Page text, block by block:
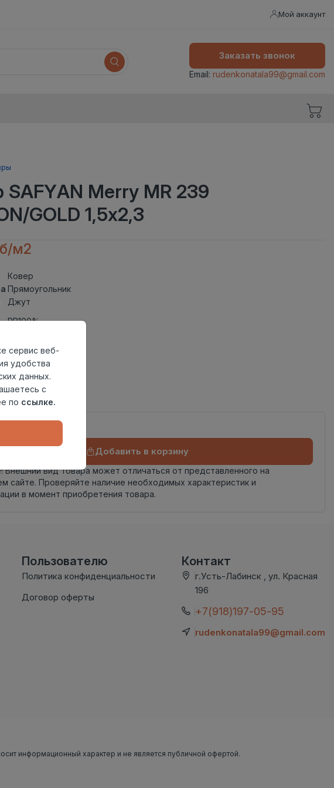
Мой аккаунт
Заказать звонок
Email: rudenkonatala99@gmail.com
SAFYAN Merry MR 239
GOLD 1,5х2,3
м2
Ковер
Прямоугольник
Джут
PP100%
21кл
2,3
1,5
Турция
Добавить в корзину
Внешний вид товара может отличаться от представленного на
сайте. Проверяйте наличие необходимых характеристик и
в момент приобретения товара.
Пользователю
Политика конфиденциальности
Договор оферты
Контакт
г.Усть-Лабинск , ул. Красная
196
+7(918)197-05-95
rudenkonatala99@gmail.com
информационный характер и не является публичной офертой.
сервис веб-
удобства
данных.
с
по ссылке.